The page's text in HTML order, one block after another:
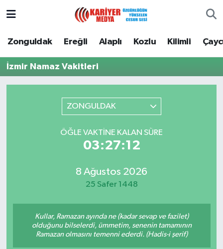
Zonguldak Ereğli Alaplı Kozlu Kilimli
İzmir Namaz Vakitleri
ZONGULDAK
ÖĞLE VAKTINE KALAN SÜRE
03:27:12
8 Ağustos 2026
25 Safer 1448
Kullar, Ramazan ayında ne (kadar sevap ve fazilet)
olduğunu bilselerdi, ümmetim, senenin tamamının
Ramazan olmasını temenni ederdi. (Hadis-i şerif)
Zonguldak
Ereğli
Devrek
Zonguldak Nöbetçi Eczaneler
Zonguldak Hava Durumu
Zonguldak Trafik Yoğunluk Haritası
Puan Durumu ve Fikstür
Haber Arşivi